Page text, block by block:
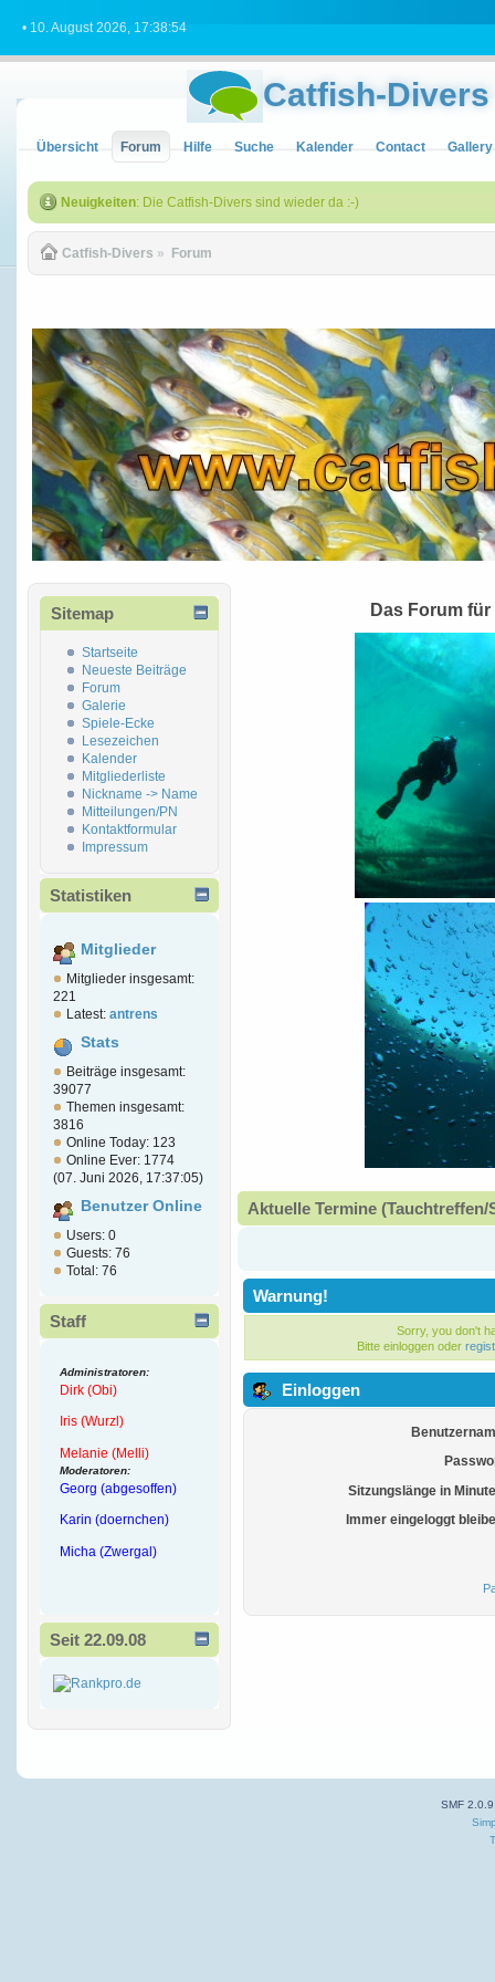
• 10. August 2026, 17:38:54
Catfish-Divers
Übersicht Forum Hilfe Suche Kalender Contact Gallery
Neuigkeiten: Die Catfish-Divers sind wieder da :-)
Catfish-Divers » Forum
Sitemap
Startseite
Neueste Beiträge
Forum
Galerie
Spiele-Ecke
Lesezeichen
Kalender
Mitgliederliste
Nickname -> Name
Mitteilungen/PN
Kontaktformular
Impressum
Statistiken
Mitglieder
Mitglieder insgesamt:
221
Latest: antrens
Stats
Beiträge insgesamt:
39077
Themen insgesamt:
3816
Online Today: 123
Online Ever: 1774
(07. Juni 2026, 17:37:05)
Benutzer Online
Users: 0
Guests: 76
Total: 76
Staff
Administratoren:
Dirk (Obi)
Iris (Wurzl)
Melanie (Melli)
Moderatoren:
Georg (abgesoffen)
Karin (doernchen)
Micha (Zwergal)
Seit 22.09.08
Das Forum
Aktuelle Termine
Warnung!
Sorry, you don't
Bitte einloggen oder
Einloggen
Sitzungslänge in
Immer eingeloggt
SMF 2.0.9